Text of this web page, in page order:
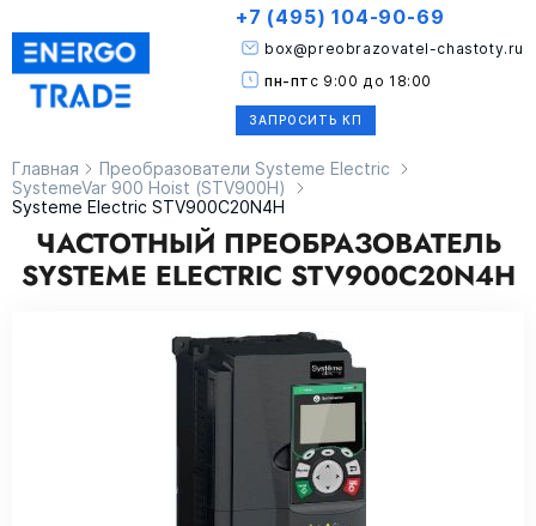
ЗАПРОСИТЬ КП
box@preobrazovatel-chastoty.ru
+7 (495) 104-90-69
пн-пт с 9:00 до 18:00
Главная
Преобразователи Systeme Electric
SystemeVar 900 Hoist (STV900H)
Systeme Electric STV900C20N4H
ЧАСТОТНЫЙ ПРЕОБРАЗОВАТЕЛЬ
SYSTEME ELECTRIC STV900C20N4H